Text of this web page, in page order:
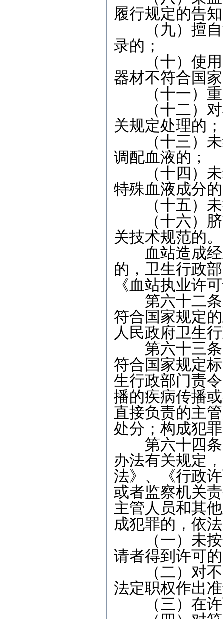
履行规定的告
（九）擅自
录的；
（十）使用
器材不符合国
（十一）重
（十二）对
关规定处理的；
（十三）未
调配血液的；
（十四）未
特殊血液成分
（十五）未
（十六）脐
关技术规范的。
血站造成经
的，卫生行政
《血站执业许
第六十二条
符合国家规定
人民政府卫生
第六十三条
符合国家规定
生行政部门责
播的疾病传播
直接负责的主
处分；构成犯
第六十四条
办法有关规定
法》、《行政
或者监察机关
主管人员和其
成犯罪的，依
（一）未按
请者得到许可
（二）对不
法定职权作出
（三）在许